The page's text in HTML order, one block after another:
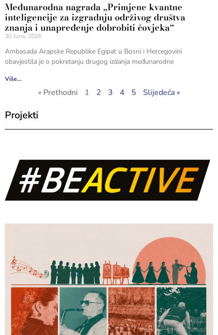
Međunarodna nagrada „Primjene kvantne
inteligencije za izgradnju održivog društva
znanja i unapređenje dobrobiti čovjeka“
30 Juna, 2026
Ambasada Arapske Republike Egipat u Bosni i Hercegovini
obavjestila je o pokretanju drugog izdanja međunarodne
Više...
« Prethodni 1 2 3 4 5 Slijedeća »
Projekti